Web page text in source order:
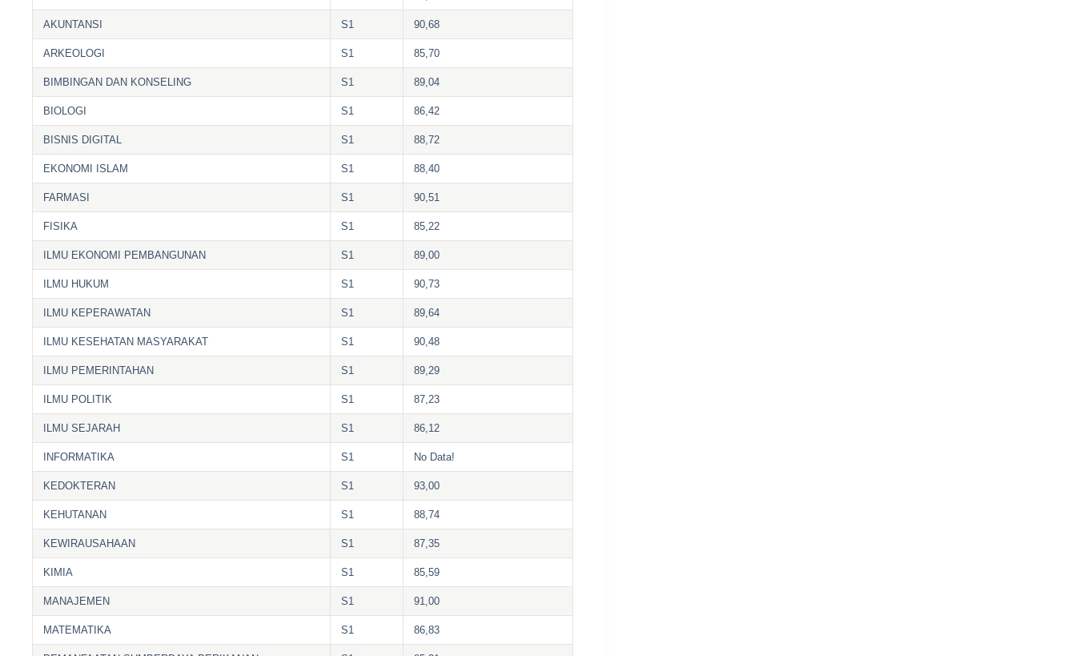
AKUNTANSI S1 90,68
ARKEOLOGI S1 85,70
BIMBINGAN DAN KONSELING S1 89,04
BIOLOGI S1 86,42
BISNIS DIGITAL S1 88,72
EKONOMI ISLAM S1 88,40
FARMASI S1 90,51
FISIKA S1 85,22
ILMU EKONOMI PEMBANGUNAN S1 89,00
ILMU HUKUM S1 90,73
ILMU KEPERAWATAN S1 89,64
ILMU KESEHATAN MASYARAKAT S1 90,48
ILMU PEMERINTAHAN S1 89,29
ILMU POLITIK S1 87,23
ILMU SEJARAH S1 86,12
INFORMATIKA S1 No Data!
KEDOKTERAN S1 93,00
KEHUTANAN S1 88,74
KEWIRAUSAHAAN S1 87,35
KIMIA S1 85,59
MANAJEMEN S1 91,00
MATEMATIKA S1 86,83